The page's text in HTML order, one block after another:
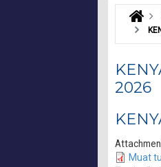
2026
Muat